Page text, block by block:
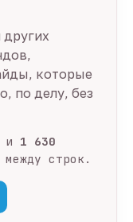
которые
по делу, без
и 1 630
строк.